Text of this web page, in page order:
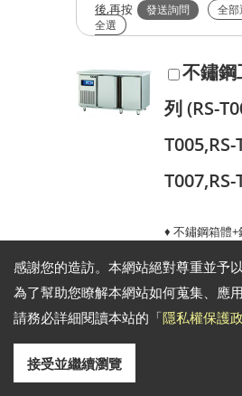
感謝您的造訪。本網站絕對尊重並予
為了幫助您瞭解本網站如何蒐集、應
請務必詳細閱讀本站的「隱私權保護
接受並繼續瀏覽
後,再按
全部
全選
不鏽鋼
列 (RS-
T005,RS-
T007,RS-
♦ 不鏽鋼箱體
門磁條 ♦ 調整
拆下清洗 ♦